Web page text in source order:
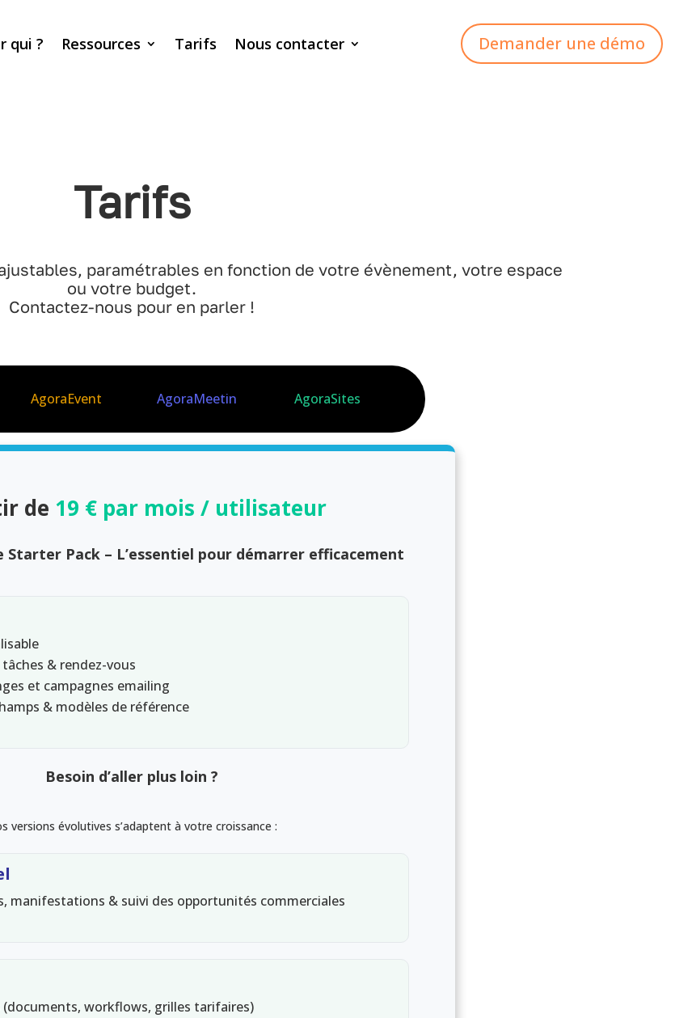
qui ? Ressources Tarifs
Nous contacter
Demander une démo
Tarifs
paramétrables en fonction de votre évènement, votre espace
ou votre budget.
Contactez-nous pour en parler !
AgoraEvent AgoraMeetin AgoraSites
de 19 € par mois / utilisateur
Starter Pack – L’essentiel pour démarrer efficacement
& rendez-vous
et campagnes emailing
& modèles de référence
Besoin d’aller plus loin ?
versions évolutives s’adaptent à votre croissance :
manifestations & suivi des opportunités commerciales
workflows, grilles tarifaires)